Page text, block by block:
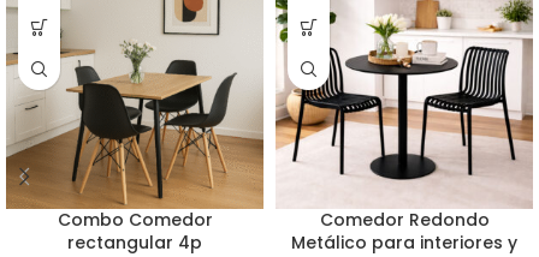
Combo Comedor
rectangular 4p
Comedor Redondo
Metálico para interiores y